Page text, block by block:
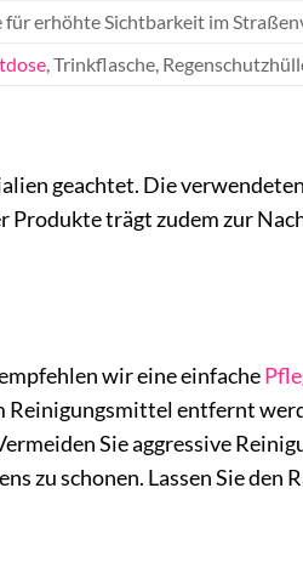
erhöhte Sichtbarkeit im
, Trinkflasche,
geachtet. Die
trägt zudem zur
wir eine einfache
Reinigungsmittel entfernt
Sie aggressive
zu schonen. Lassen Sie den